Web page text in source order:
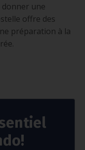
une
offre des
préparation à la